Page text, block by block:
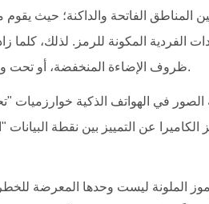
الفردية المكونة للرمز. لذلك، كلما
ظروف الإضاءة المنخفضة، أو تحت وهج الشاشات، أو عند الطباعة على مواد غير مثالية.
في الهواتف الذكية خوارزميات
الكاميرا عن التمييز بين نقطة
الملونة ليست وحدها المعرضة